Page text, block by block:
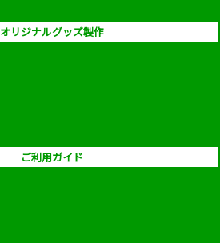
オリジナルグッズ製作
ご利用ガイド